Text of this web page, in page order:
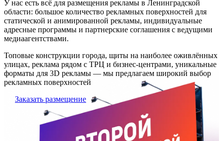
У нас есть всё для размещения рекламы в Ленинградской
области: большое количество рекламных поверхностей для
статической и анимированной рекламы, индивидуальные
адресные программы и партнерские соглашения с ведущими
медиаагентствами.
Топовые конструкции города, щиты на наиболее оживлённых
улицах, реклама рядом с ТРЦ и бизнес-центрами, уникальные
форматы для 3D рекламы — мы предлагаем широкий выбор
рекламных поверхностей
Заказать размещение